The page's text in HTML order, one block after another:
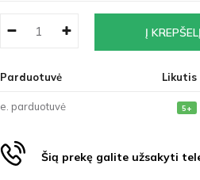
Parduotuvė Likutis
e. parduotuvė 5+
Šią prekę galite užsakyti